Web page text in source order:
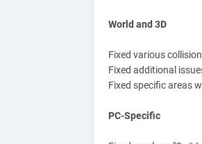
World and 3D
Fixed various
Fixed additional
Fixed specific areas
PC-Specific